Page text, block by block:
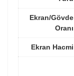
Ekran/Gövde
Oranı
Ekran Hacmi